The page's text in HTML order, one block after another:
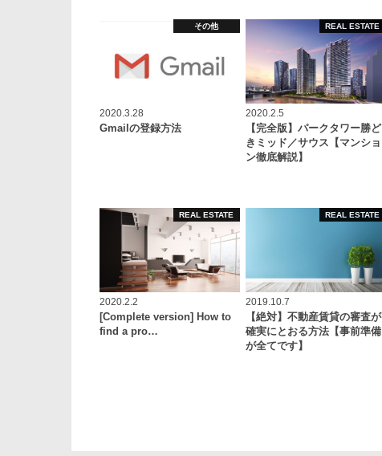
その他
2020.3.28
Gmailの登録方法
REAL ESTATE
2020.2.5
【完全版】パークタワー勝ど
きミッド／サウス【マンショ
ン徹底解説】
REAL ESTATE
2020.2.2
[Complete version] How to
find a pro…
REAL ESTATE
2019.10.7
【絶対】不動産賃貸の審査が
確実にとおる方法【事前準備
が全てです】